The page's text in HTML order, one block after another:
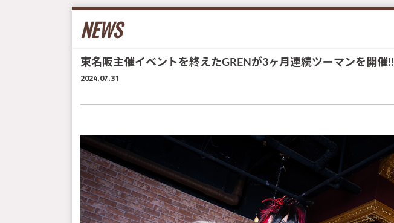
NEWS
東名阪主催イベントを終えたGRENが3ヶ月連続ツーマンを開催!!
2024.07.31